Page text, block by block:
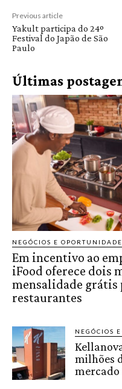
Previous article
Yakult participa do 24º
Festival do Japão de São
Paulo
Últimas
NEGÓCIOS E
Em incentivo ao
iFood oferece dois
mensalidade grátis
restaurantes
NEGÓCIOS
milhões